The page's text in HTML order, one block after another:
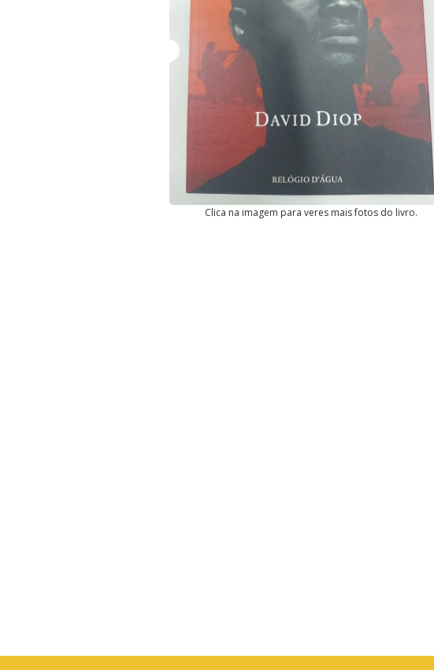
Clica na imagem para veres mais fotos do livro.